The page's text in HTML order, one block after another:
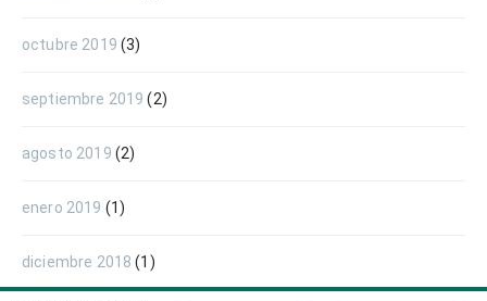
octubre 2019 (3)
septiembre 2019 (2)
agosto 2019 (2)
enero 2019 (1)
diciembre 2018 (1)